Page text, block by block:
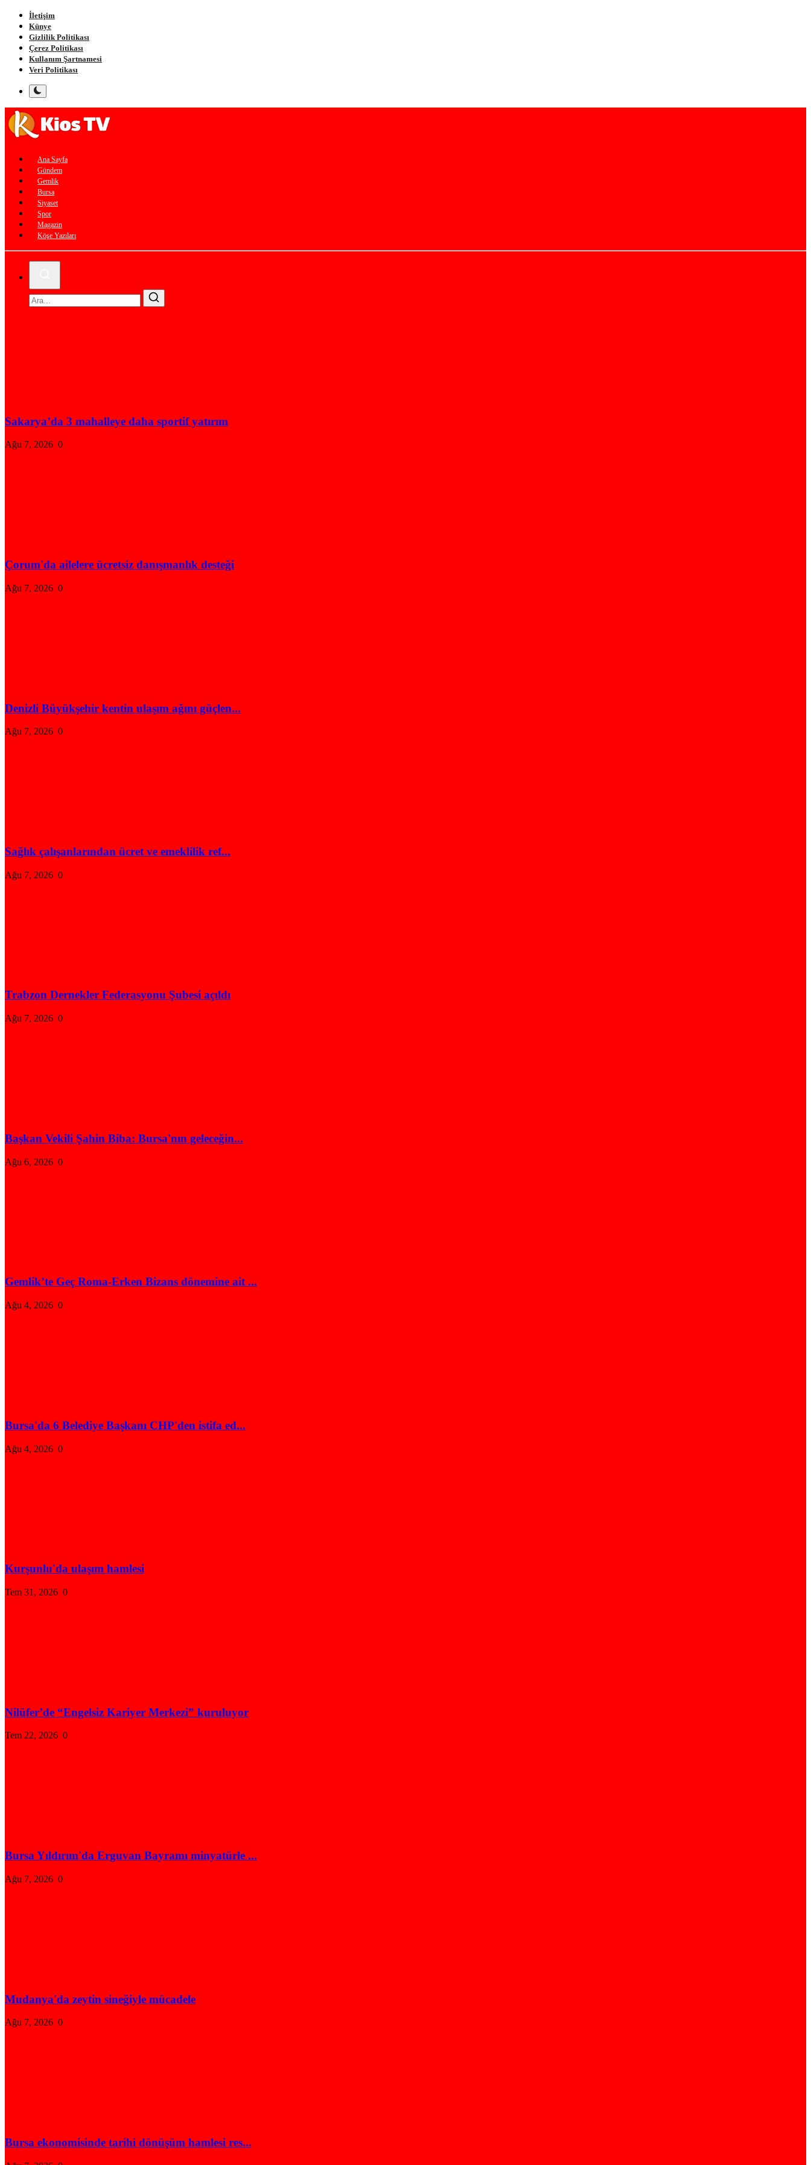
İletişim
Künye
Gizlilik Politikası
Çerez Politikası
Kullanım Şartnamesi
Veri Politikası
Ana Sayfa
Gündem
Gemlik
Bursa
Siyaset
Spor
Magazin
Köşe Yazıları
Sakarya’da 3 mahalleye daha sportif yatırım
Ağu 7, 2026 0
Çorum'da ailelere ücretsiz danışmanlık desteği
Ağu 7, 2026 0
Denizli Büyükşehir kentin ulaşım ağını güçlen...
Ağu 7, 2026 0
Sağlık çalışanlarından ücret ve emeklilik ref...
Ağu 7, 2026 0
Trabzon Dernekler Federasyonu Şubesi açıldı
Ağu 7, 2026 0
Başkan Vekili Şahin Biba: Bursa'nın geleceğin...
Ağu 6, 2026 0
Gemlik’te Geç Roma-Erken Bizans dönemine ait ...
Ağu 4, 2026 0
Bursa'da 6 Belediye Başkanı CHP'den istifa ed...
Ağu 4, 2026 0
Kurşunlu'da ulaşım hamlesi
Tem 31, 2026 0
Nilüfer’de “Engelsiz Kariyer Merkezi” kuruluyor
Tem 22, 2026 0
Bursa Yıldırım'da Erguvan Bayramı minyatürle ...
Ağu 7, 2026 0
Mudanya'da zeytin sineğiyle mücadele
Ağu 7, 2026 0
Bursa ekonomisinde tarihi dönüşüm hamlesi res...